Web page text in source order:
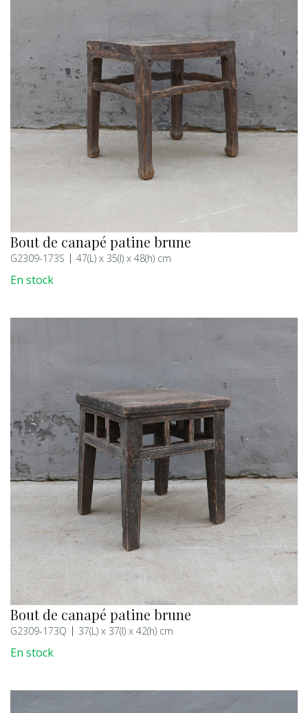
Bout de canapé patine brune
G2309-173S 47(L) x 35(l) x 48(h) cm
En stock
Bout de canapé patine brune
G2309-173Q 37(L) x 37(l) x 42(h) cm
En stock